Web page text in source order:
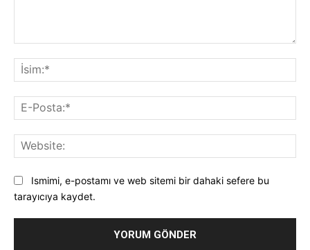
Ismimi, e-postamı ve web sitemi bir dahaki sefere bu
tarayıcıya kaydet.